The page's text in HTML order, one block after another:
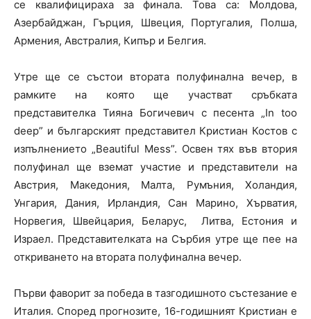
се квалифицираха за финала. Това са: Молдова,
Азербайджан, Гърция, Швеция, Португалия, Полша,
Армения, Австралия, Кипър и Белгия.
Утре ще се състои втората полуфинална вечер, в
рамките на която ще участват сръбката
представителка Тияна Богичевич с песента „In too
deep” и българският представител Кристиан Костов с
изпълнението „Beautiful Mess”. Освен тях във втория
полуфинал ще вземат участие и представители на
Австрия, Македония, Малта, Румъния, Холандия,
Унгария, Дания, Ирландия, Сан Марино, Хърватия,
Норвегия, Швейцария, Беларус, Литва, Естония и
Израел. Представителката на Сърбия утре ще пее на
откриването на втората полуфинална вечер.
Първи фаворит за победа в тазгодишното състезание е
Италия. Според прогнозите, 16-годишният Кристиан е